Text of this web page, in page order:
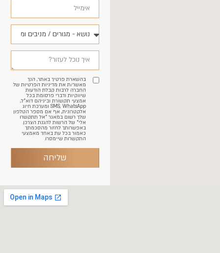
בהשארת פרטיך באתר, הנך
מאשר/ת את מדיניות הפרטיות של
החברה לרבות קבלת הודעות
שיווקיות ודברי פרסומת בכל
אמצעי תקשורת וביניהם דוא"ל,
SMS, WhatsApp ומערכת חיוג
אלקטרונית, אף אם מספר הטלפון
שלך רשום במאגר "אל תתקשרו
אלי" של הרשות להגנת הצרכן.
באפשרותך לחזור מהסכמתך
כאמור בכל עת באחד מאמצעי
התקשרות שיימסרו.
שליחה